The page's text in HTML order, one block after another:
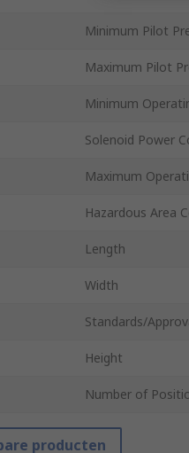
Minimum Pilot
Maximum Pilot
Minimum
Solenoid Power
Maximum
Hazardous Area
Length
Width
Standards/
Height
Number of
producten